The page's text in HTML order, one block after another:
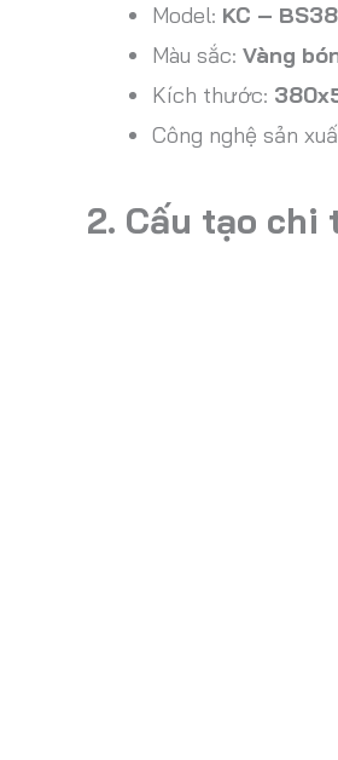
Model: KC –
Màu sắc: Vàng
Kích thước:
Công nghệ sản
2. Cấu tạo chi